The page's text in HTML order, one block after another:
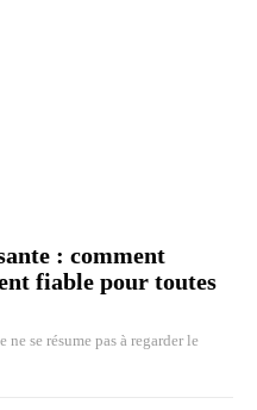
: comment
fiable pour toutes
se résume pas à regarder le